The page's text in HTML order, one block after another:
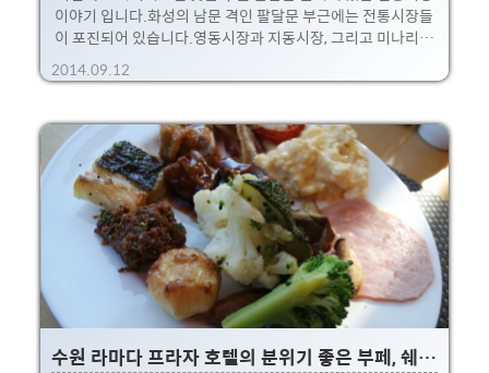
이야기 입니다.화성의 남문 격인 팔달문 부근에는 전통시장들
이 포진되어 있습니다.영동시장과 지동시장, 그리고 미나리광
시장이란 곳이 밀집해 있는데 같이 소개시켜드릴게요.그리고
덤으로 지동시장에 있는 순대볶음도 알려드립니다. :) 배산임
앞에 끼고 있습니다.광교 저수지로부터 이어지는 수원천을 따
라서 쭈욱 내려가다보면 영동시장과 지동시장이 한눈에 보입
니다.~ 수원천은 마치 서울의 청계천이나 안양천등처럼 걷기
편하게 도로로 만들어 놓았더군요.뭐 청계천처럼 화려하게 꾸
며놓은건 아니지만, 오히려 자연스럽고 걷고 싶은 거리랄까요?
※ 굳이 비교를 하자면... 청계천 하류랑 비슷 대략 이런 느낌인
데, 자세..
2014.09.12
수원 라마다 프라자 호텔의 분위기 좋은 부페, 쉐푸스(Chefoo's)